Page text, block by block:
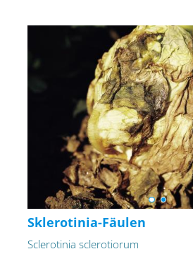
Sklerotinia-Fäulen
Sclerotinia sclerotiorum